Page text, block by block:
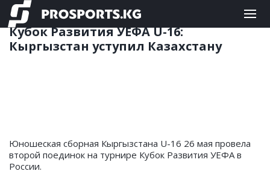
ФУТБОЛ 27.05.2023 11:24
Кубок Развития УЕФА U-16:
Кыргызстан уступил Казахстану
Юношеская сборная Кыргызстана U-16 26 мая провела
второй поединок на турнире Кубок Развития УЕФА в
России.